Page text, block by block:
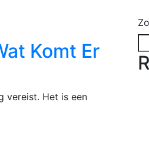
Komt Er
vereist. Het is een